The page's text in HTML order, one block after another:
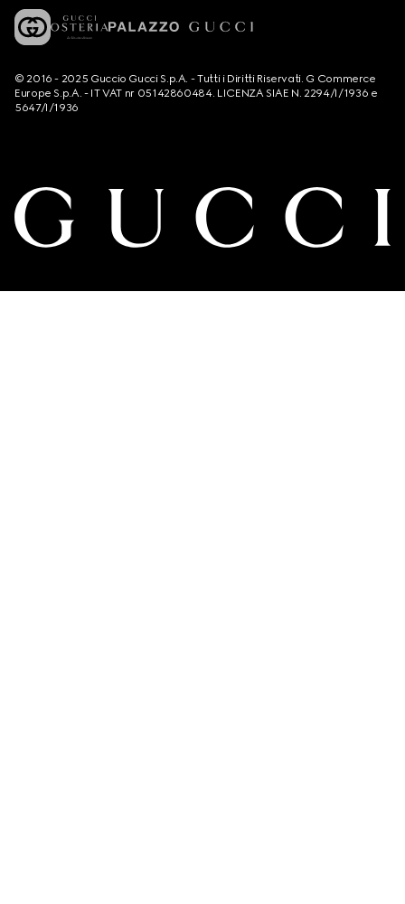
© 2016 - 2025 Guccio Gucci S.p.A. - Tutti i Diritti Riservati. G Commerce
Europe S.p.A. - IT VAT nr 05142860484. LICENZA SIAE N. 2294/I/1936 e
5647/I/1936